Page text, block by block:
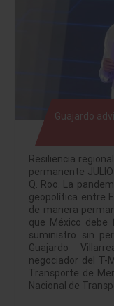
Guajardo
Resiliencia
permanente
Q. Roo. La
geopolítica entre
de manera
que México debe
suministro sin
Guajardo
negociador del T-
Transporte de
Nacional de